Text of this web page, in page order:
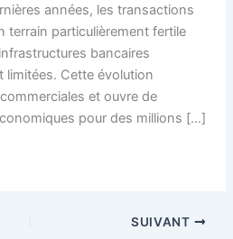
années, les transactions
terrain particulièrement fertile
bancaires
limitées. Cette évolution
et ouvre de
pour des millions […]
SUIVANT